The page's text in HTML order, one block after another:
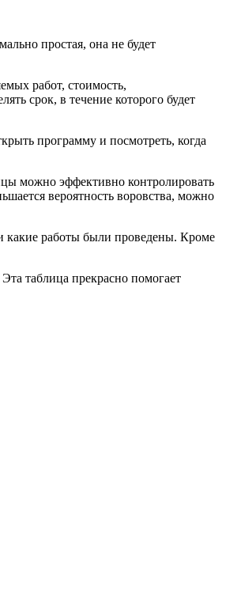
простая, она не будет
работ, стоимость,
срок, в течение которого будет
программу и посмотреть, когда
можно эффективно контролировать
вероятность воровства, можно
и какие работы были проведены. Кроме
таблица прекрасно помогает